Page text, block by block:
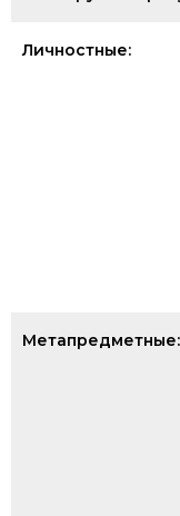
Личностные:
Метапредметные: